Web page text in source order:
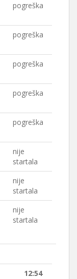
pogreška
pogreška
pogreška
pogreška
pogreška
nije
startala
nije
startala
nije
startala
12:54